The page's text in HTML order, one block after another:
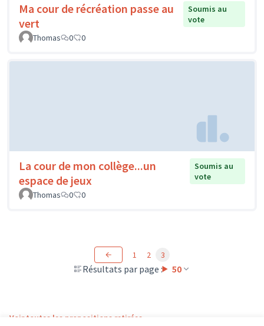
Ma cour de récréation passe au
vert
Soumis au
vote
Thomas
0 0
La cour de mon collège...un
espace de jeux
Soumis au
vote
Thomas
0 0
Résultats par page : 50
1 2 3
Voir toutes les propositions retirées